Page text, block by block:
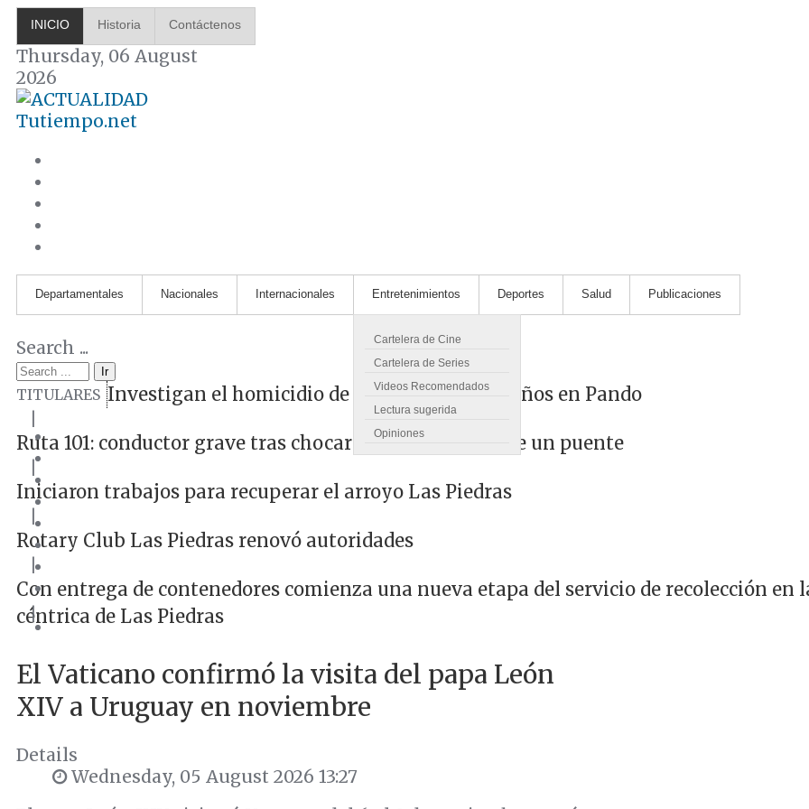
INICIO Historia Contáctenos
Thursday, 06 August
2026
Tutiempo.net
Departamentales Nacionales Internacionales Entretenimientos
Cartelera de Cine
Cartelera de Series
Videos Recomendados
Lectura sugerida
Opiniones
Deportes Salud Publicaciones
Search ...
Ir
TITULARES Investigan el homicidio de un hombre de 38 años en Pando
Ruta 101: conductor grave tras chocar contra cabecera de un puente
|
Iniciaron trabajos para recuperar el arroyo Las Piedras
|
Rotary Club Las Piedras renovó autoridades
|
Con entrega de contenedores comienza una nueva etapa del servicio de recolección en
céntrica de Las Piedras
|
El Vaticano confirmó la visita del papa León
XIV a Uruguay en noviembre
Details
Wednesday, 05 August 2026 13:27